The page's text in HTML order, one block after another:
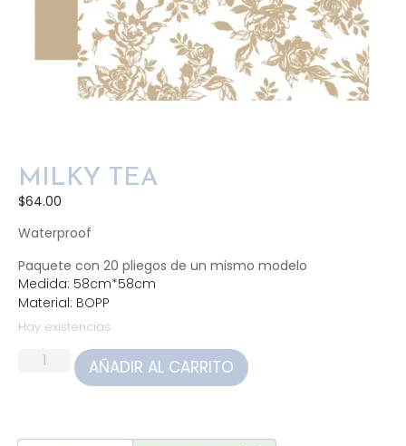
MILKY TEA
$64.00
Waterproof
Paquete con 20 pliegos de un mismo modelo
Medida: 58cm*58cm
Material: BOPP
Hay existencias
AÑADIR AL CARRITO